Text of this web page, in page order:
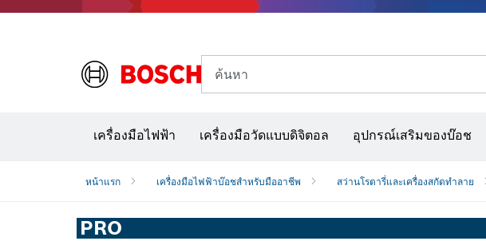
ค้นหา
เครื่องมือไฟฟ้า เครื่องมือวัดแบบดิจิตอล อุปกรณ์เสริมของบ๊อช
หน้าแรก เครื่องมือไฟฟ้าบ๊อชสำหรับมืออาชีพ สว่านโรตารี่และเครื่องสกัดทำลาย
PRO